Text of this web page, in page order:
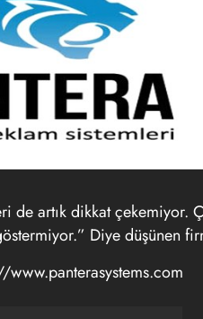
de artık dikkat çekemiyor.
Diye düşünen
www.panterasystems.com